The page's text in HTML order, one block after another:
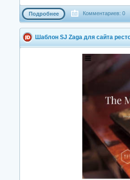
Подробнее Комментариев: 0
Шаблон SJ Zaga для сайта